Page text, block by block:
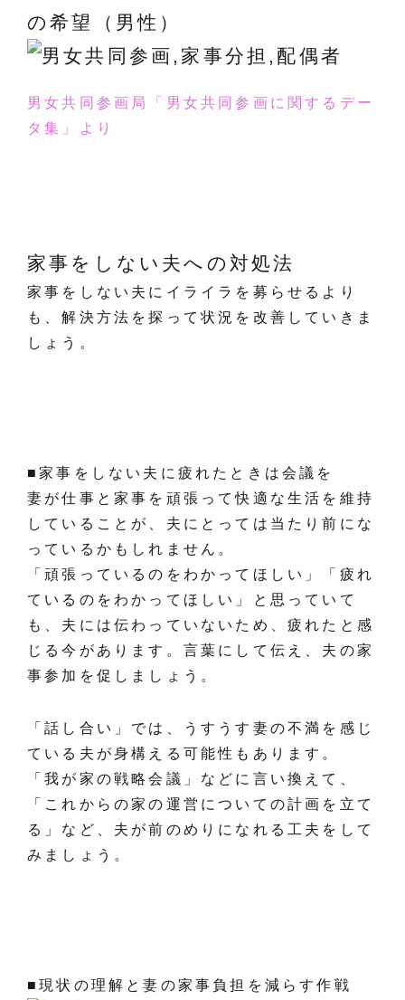
の希望（男性）
男女共同参画局「男女共同参画に関するデー
タ集」より
家事をしない夫への対処法
家事をしない夫にイライラを募らせるより
も、解決方法を探って状況を改善していきま
しょう。
■家事をしない夫に疲れたときは会議を
妻が仕事と家事を頑張って快適な生活を維持
していることが、夫にとっては当たり前にな
っているかもしれません。
「頑張っているのをわかってほしい」「疲れ
ているのをわかってほしい」と思っていて
も、夫には伝わっていないため、疲れたと感
じる今があります。言葉にして伝え、夫の家
事参加を促しましょう。
「話し合い」では、うすうす妻の不満を感じ
ている夫が身構える可能性もあります。
「我が家の戦略会議」などに言い換えて、
「これからの家の運営についての計画を立て
る」など、夫が前のめりになれる工夫をして
みましょう。
■現状の理解と妻の家事負担を減らす作戦